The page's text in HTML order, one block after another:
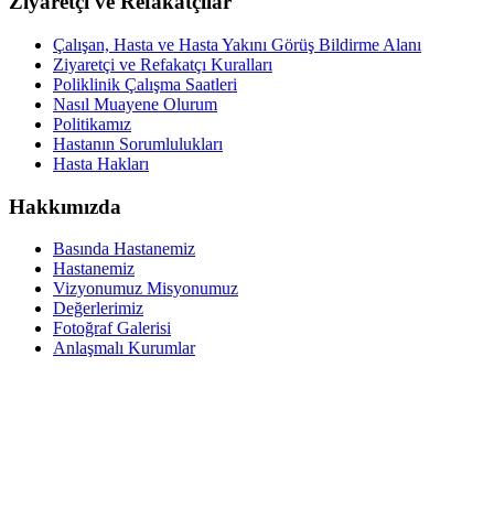
Çalışan, Hasta ve Hasta Yakını Görüş Bildirme Alanı
Ziyaretçi ve Refakatçı Kuralları
Poliklinik Çalışma Saatleri
Nasıl Muayene Olurum
Politikamız
Hastanın Sorumlulukları
Hasta Hakları
Hakkımızda
Basında Hastanemiz
Hastanemiz
Vizyonumuz Misyonumuz
Değerlerimiz
Fotoğraf Galerisi
Anlaşmalı Kurumlar